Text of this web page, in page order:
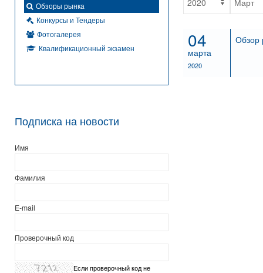
Обзоры рынка
Конкурсы и Тендеры
Фотогалерея
Квалификационный экзамен
Подписка на новости
Имя
Фамилия
E-mail
Проверочный код
Если проверочный код не
04
марта
2020
Обзор